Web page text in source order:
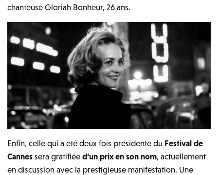
chanteuse Gloriah Bonheur, 26 ans.
Enfin, celle qui a été deux fois présidente du Festival de
Cannes sera gratifiéed’un prix en son nom, actuellement
en discussion avec la prestigieuse manifestation. Une